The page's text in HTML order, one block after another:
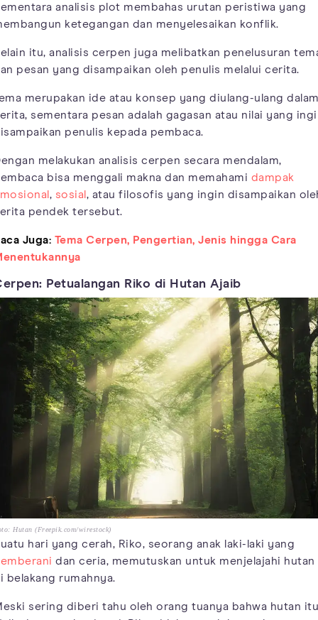
analisis plot membahas urutan peristiwa yang
ketegangan dan menyelesaikan konflik.
itu, analisis cerpen juga melibatkan penelusuran
pesan yang disampaikan oleh penulis melalui cerita.
merupakan ide atau konsep yang diulang-ulang
sementara pesan adalah gagasan atau nilai yang
penulis kepada pembaca.
melakukan analisis cerpen secara mendalam,
bisa menggali makna dan memahami dampak
, sosial , atau filosofis yang ingin disampaikan
pendek tersebut.
Juga: Tema Cerpen, Pengertian, Jenis hingga Cara
Petualangan Riko di Hutan Ajaib
Hutan (Freepik.com/wirestock)
hari yang cerah, Riko, seorang anak laki-laki yang
dan ceria, memutuskan untuk menjelajahi hutan
belakang rumahnya.
sering diberi tahu oleh orang tuanya bahwa hutan itu